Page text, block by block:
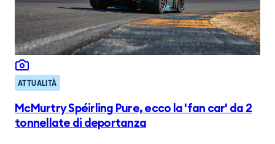
ATTUALITÀ
McMurtry Spéirling Pure, ecco la 'fan car' da 2
tonnellate di deportanza